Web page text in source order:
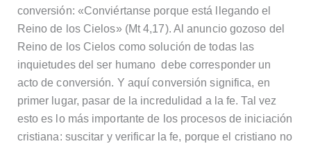
conversión: «Conviértanse porque está llegando el
Reino de los Cielos» (Mt 4,17). Al anuncio gozoso del
Reino de los Cielos como solución de todas las
inquietudes del ser humano debe corresponder un
acto de conversión. Y aquí conversión significa, en
primer lugar, pasar de la incredulidad a la fe. Tal vez
esto es lo más importante de los procesos de iniciación
cristiana: suscitar y verificar la fe, porque el cristiano no